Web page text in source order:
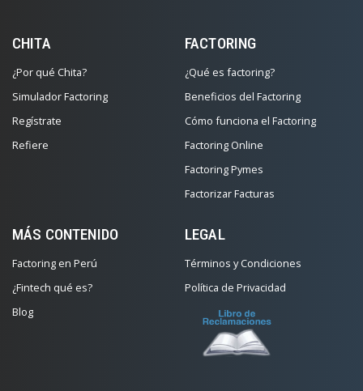
CHITA
¿Por qué Chita?
Simulador Factoring
Regístrate
Refiere
FACTORING
¿Qué es factoring?
Beneficios del Factoring
Cómo funciona el Factoring
Factoring Online
Factoring Pymes
Factorizar Facturas
MÁS CONTENIDO
Factoring en Perú
¿Fintech qué es?
Blog
LEGAL
Términos y Condiciones
Política de Privacidad